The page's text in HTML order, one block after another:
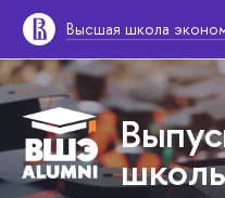
Высшая школа